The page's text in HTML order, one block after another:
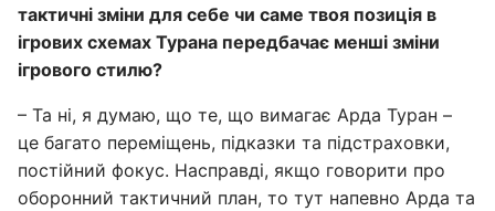
тактичні зміни для себе чи саме твоя позиція в
ігрових схемах Турана передбачає менші зміни
ігрового стилю?
– Та ні, я думаю, що те, що вимагає Арда Туран –
це багато переміщень, підказки та підстраховки,
постійний фокус. Насправді, якщо говорити про
оборонний тактичний план, то тут напевно Арда та